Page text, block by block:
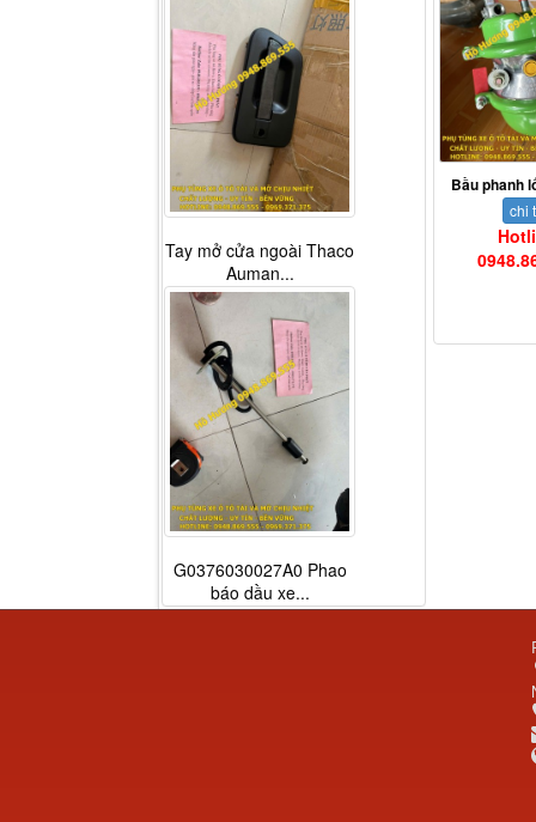
Bầu phanh
chi
Tay mở cửa ngoài Thaco
Auman...
G0376030027A0 Phao
báo dầu xe...